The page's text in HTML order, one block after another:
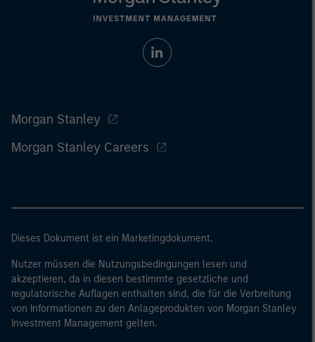
Morgan Stanley
Morgan Stanley Careers
Dieses Dokument ist ein Marketingdokument.
Nutzer müssen die Nutzungsbedingungen lesen und
akzeptieren, da in diesen bestimmte gesetzliche und
regulatorische Auflagen enthalten sind, die für die Verbreitung
von Informationen zu den Anlageprodukten von Morgan Stanley
Investment Management gelten.